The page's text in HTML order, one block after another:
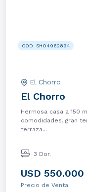
COD. SHO4962894
El Chorro
El Chorro
Hermosa casa a 150
comodidades, gran
terraza...
3 Dor.
USD 550.000
Precio de Venta